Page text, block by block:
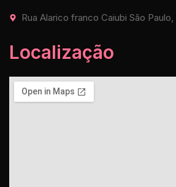
Rua Alarico franco Caiubi São Paulo,
Localização